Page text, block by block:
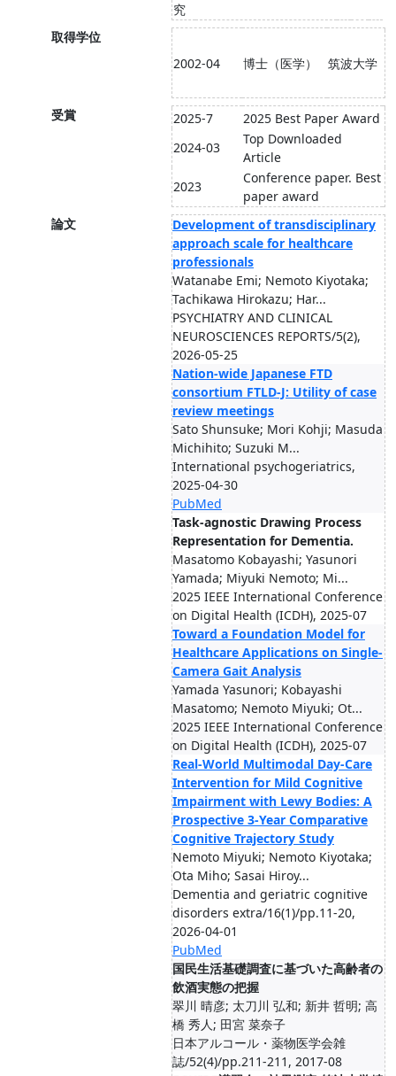
究
取得学位
2002-04
博士（医学） 筑波大学
受賞 2025-7
2025 Best Paper Award
2024-03
Top Downloaded
Article
2023
Conference paper. Best
paper award
論文
Development of transdisciplinary
approach scale for healthcare
professionals
Watanabe Emi; Nemoto Kiyotaka;
Tachikawa Hirokazu; Har...
PSYCHIATRY AND CLINICAL
NEUROSCIENCES REPORTS/5(2),
2026-05-25
Nation-wide Japanese FTD
consortium FTLD-J: Utility of case
review meetings
Sato Shunsuke; Mori Kohji; Masuda
Michihito; Suzuki M...
International psychogeriatrics,
2025-04-30
PubMed
Task-agnostic Drawing Process
Representation for Dementia.
Masatomo Kobayashi; Yasunori
Yamada; Miyuki Nemoto; Mi...
2025 IEEE International Conference
on Digital Health (ICDH), 2025-07
Toward a Foundation Model for
Healthcare Applications on Single-
Camera Gait Analysis
Yamada Yasunori; Kobayashi
Masatomo; Nemoto Miyuki; Ot...
2025 IEEE International Conference
on Digital Health (ICDH), 2025-07
Real-World Multimodal Day-Care
Intervention for Mild Cognitive
Impairment with Lewy Bodies: A
Prospective 3-Year Comparative
Cognitive Trajectory Study
Nemoto Miyuki; Nemoto Kiyotaka;
Ota Miho; Sasai Hiroy...
Dementia and geriatric cognitive
disorders extra/16(1)/pp.11-20,
2026-04-01
PubMed
国民生活基礎調査に基づいた高齢者の
飲酒実態の把握
翠川 晴彦; 太刀川 弘和; 新井 哲明; 高
橋 秀人; 田宮 菜奈子
日本アルコール・薬物医学会雑
誌/52(4)/pp.211-211, 2017-08